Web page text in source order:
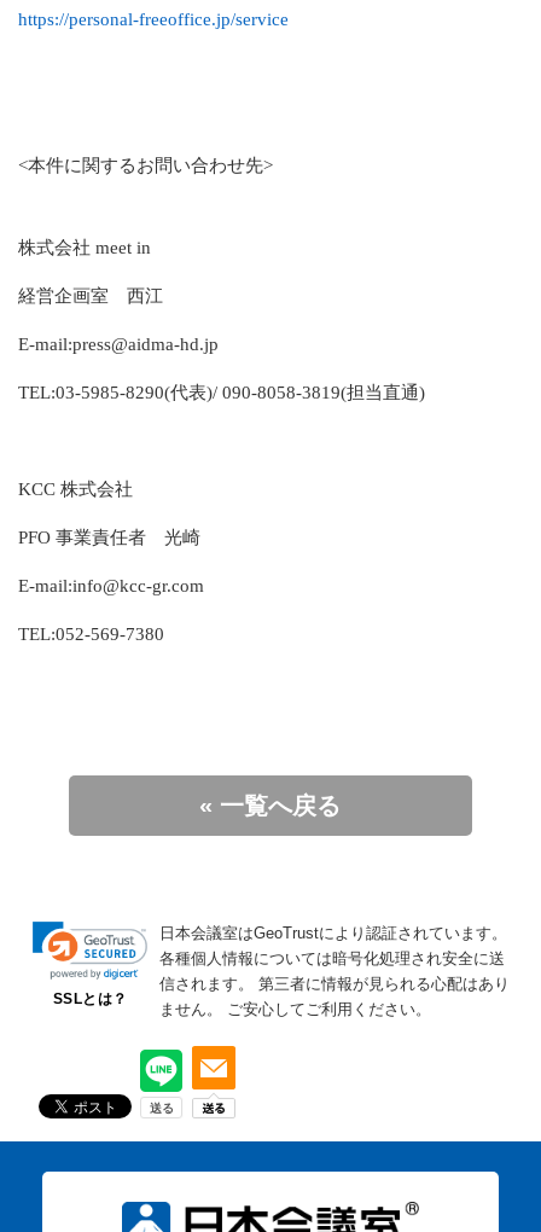
https://personal-freeoffice.jp/service
<本件に関するお問い合わせ先>
株式会社 meet in
経営企画室 西江
E-mail:press@aidma-hd.jp
TEL:03-5985-8290(代表)/ 090-8058-3819(担当直通)
KCC 株式会社
PFO 事業責任者 光崎
E-mail:info@kcc-gr.com
TEL:052-569-7380
« 一覧へ戻る
SSLとは？
日本会議室はGeoTrustにより認証されています。
各種個人情報については暗号化処理され安全に送
信されます。
第三者に情報が見られる心配はあり
ません。
ご安心してご利用ください。